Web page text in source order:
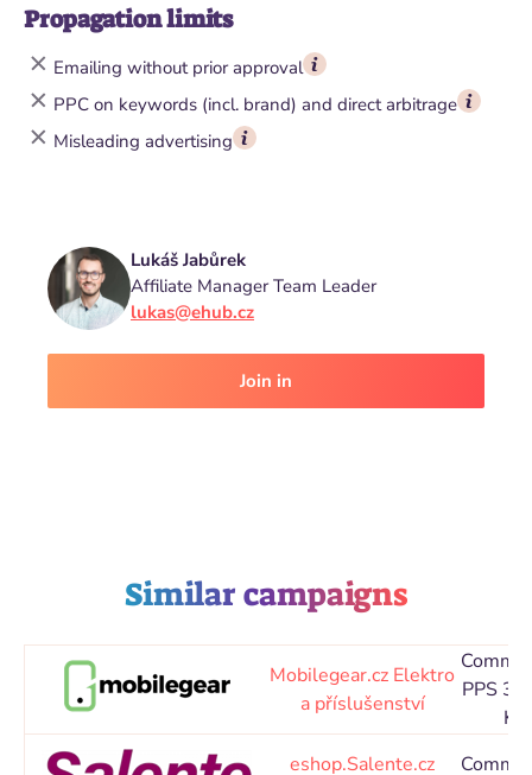
Propagation limits
Emailing without prior approval
PPC on keywords (incl. brand) and direct arbitrage
Misleading advertising
Lukáš Jabůrek
Affiliate Manager Team Leader
lukas@ehub.cz
Join in
Similar campaigns
Mobilegear.cz Elektro
a příslušenství
PPS
Kč
eshop.Salente.cz